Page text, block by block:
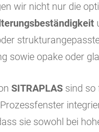
wir nicht nur die
sowie opake oder
SITRAPLAS sind so
sie sowohl bei